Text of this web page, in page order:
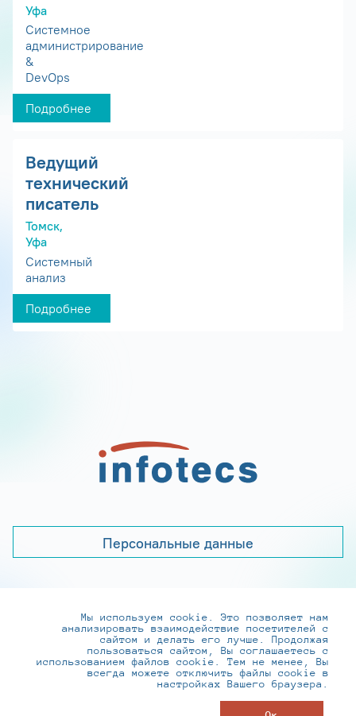
Уфа
Системное
администрирование
&
DevOps
Подробнее
Ведущий
технический
писатель
Томск,
Уфа
Системный
анализ
Подробнее
Персональные данные
+7 (495) 737-6192, 8-800-250-0-260
practice@infotecs.ru,hr@infotecs.ru
127273, г. Москва, Отрадная ул., 2Б строение 1
Мы используем cookie. Это позволяет нам
анализировать взаимодействие посетителей с
сайтом и делать его лучше. Продолжая
пользоваться сайтом, Вы соглашаетесь с
использованием файлов cookie. Тем не менее, Вы
всегда можете отключить файлы cookie в
настройках Вашего браузера.